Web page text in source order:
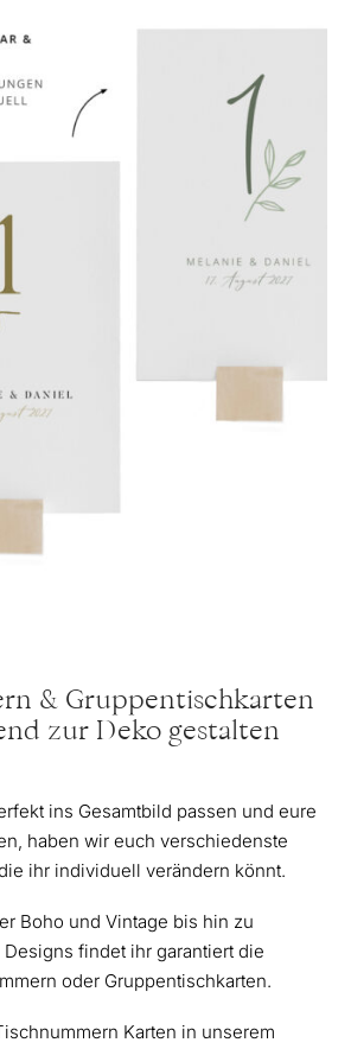
& Gruppentischkarten
zur Deko gestalten
ins Gesamtbild passen und eure
haben wir euch verschiedenste
ihr individuell verändern könnt.
Boho und Vintage bis hin zu
findet ihr garantiert die
oder Gruppentischkarten.
Karten in unserem